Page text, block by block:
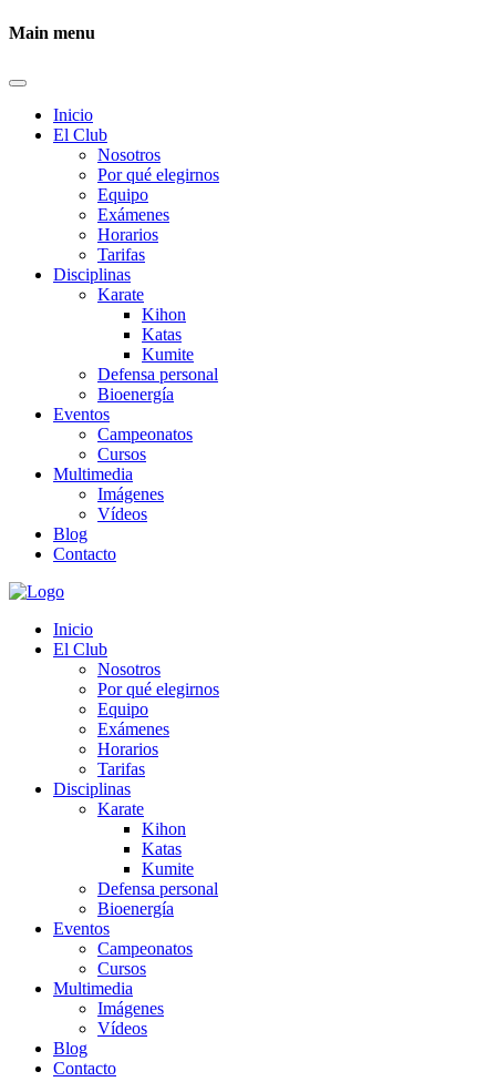
Main menu
Inicio
El Club
Nosotros
Por qué elegirnos
Equipo
Exámenes
Horarios
Tarifas
Disciplinas
Karate
Kihon
Katas
Kumite
Defensa personal
Bioenergía
Eventos
Campeonatos
Cursos
Multimedia
Imágenes
Vídeos
Blog
Contacto
Inicio
El Club
Nosotros
Por qué elegirnos
Equipo
Exámenes
Horarios
Tarifas
Disciplinas
Karate
Kihon
Katas
Kumite
Defensa personal
Bioenergía
Eventos
Campeonatos
Cursos
Multimedia
Imágenes
Vídeos
Blog
Contacto